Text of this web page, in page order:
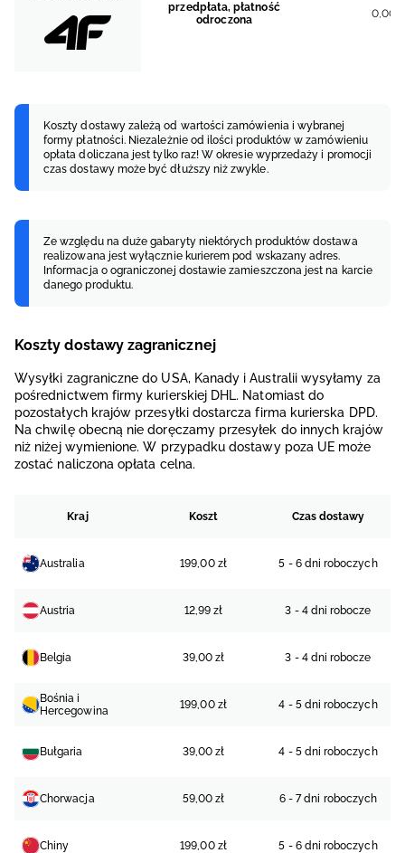
przedpłata, płatność
odroczona
0,00
Koszty dostawy zależą od wartości zamówienia i wybranej
formy płatności. Niezależnie od ilości produktów w zamówieniu
opłata doliczana jest tylko raz! W okresie wyprzedaży i promocji
czas dostawy może być dłuższy niż zwykle.
Ze względu na duże gabaryty niektórych produktów dostawa
realizowana jest wyłącznie kurierem pod wskazany adres.
Informacja o ograniczonej dostawie zamieszczona jest na karcie
danego produktu.
Koszty dostawy zagranicznej
Wysyłki zagraniczne do USA, Kanady i Australii wysyłamy za
pośrednictwem firmy kurierskiej DHL. Natomiast do
pozostałych krajów przesyłki dostarcza firma kurierska DPD.
Na chwilę obecną nie doręczamy przesyłek do innych krajów
niż niżej wymienione. W przypadku dostawy poza UE może
zostać naliczona opłata celna.
Kraj Koszt Czas dostawy
Australia 199,00 zł 5 - 6 dni roboczych
Austria 12,99 zł 3 - 4 dni robocze
Belgia 39,00 zł 3 - 4 dni robocze
Bośnia i
Hercegowina
199,00 zł 4 - 5 dni roboczych
Bułgaria 39,00 zł 4 - 5 dni roboczych
Chorwacja 59,00 zł 6 - 7 dni roboczych
Chiny 199,00 zł 5 - 6 dni roboczych